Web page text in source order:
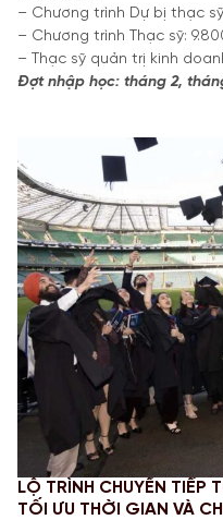
– Chương trình Dự bị thạc
– Chương trình Thạc sỹ:
– Thạc sỹ quản trị kinh
Đợt nhập học: tháng 2,
LỘ TRÌNH CHUYỂN TIẾP
TỐI ƯU THỜI GIAN VÀ